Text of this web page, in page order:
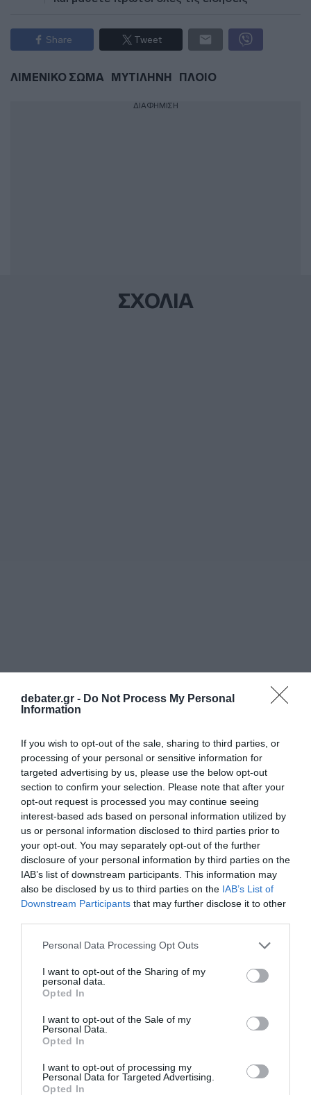
debater.gr - Do Not Process My Personal
Information
If you wish to opt-out of the sale, sharing to third parties, or
processing of your personal or sensitive information for
targeted advertising by us, please use the below opt-out
section to confirm your selection. Please note that after your
opt-out request is processed you may continue seeing
interest-based ads based on personal information utilized by
us or personal information disclosed to third parties prior to
your opt-out. You may separately opt-out of the further
disclosure of your personal information by third parties on the
IAB’s list of downstream participants. This information may
also be disclosed by us to third parties on the IAB’s List of
Downstream Participants that may further disclose it to other
Please note that this website/app uses one or more Google
not limited to your visit or usage behaviour. You may click to
grant or deny consent to Google and its third-party tags to
use your data for below specified purposes in below Google
consent section.
Personal Data Processing Opt Outs
I want to opt-out of the Sharing of my
personal data.
Opted In
I want to opt-out of the Sale of my
Personal Data.
Opted In
I want to opt-out of processing my
Personal Data for Targeted Advertising.
Opted In
Share Tweet
ΛΙΜΕΝΙΚΟ ΣΩΜΑ ΜΥΤΙΛΗΝΗ ΠΛΟΙΟ
ΔΙΑΦΗΜΙΣΗ
ΣΧΟΛΙΑ
ΕΛΛΑΔΑ
Προφυλακίστηκαν ο δήμαρχος
Στυλίδας και δύο ακόμη για την
καταστροφική πυρκαγιά στην
Αττικοβοιωτία